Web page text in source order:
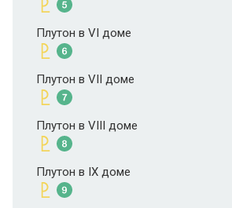
Плутон в VI доме
Плутон в VII доме
Плутон в VIII доме
Плутон в IX доме